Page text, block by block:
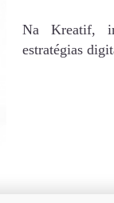
Na Kreatif,
estratégias